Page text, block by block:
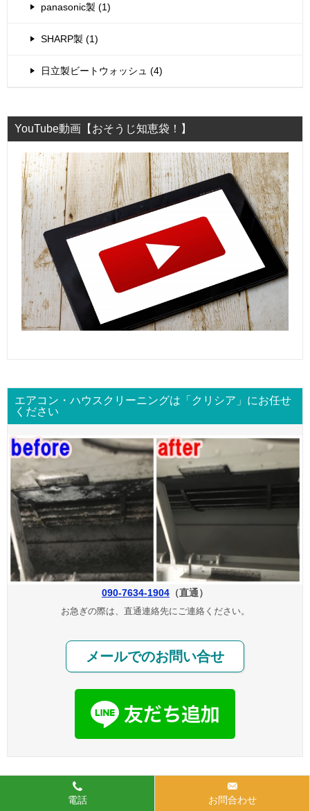
panasonic製 (1)
SHARP製 (1)
日立製ビートウォッシュ (4)
YouTube動画【おそうじ知恵袋！】
エアコン・ハウスクリーニングは「クリシア」にお任せ
ください
090-7634-1904 （直通）
お急ぎの際は、直通連絡先にご連絡ください。
メールでのお問い合せ
電話 お問合わせ